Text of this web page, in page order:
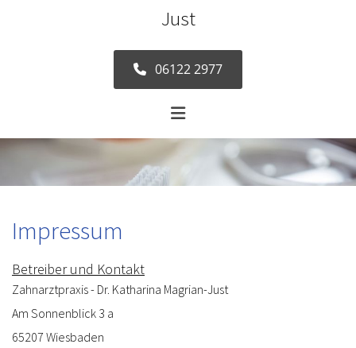
Just
06122 2977
Impressum
Betreiber und Kontakt
Zahnarztpraxis - Dr. Katharina Magrian-Just
Am Sonnenblick 3 a
65207 Wiesbaden